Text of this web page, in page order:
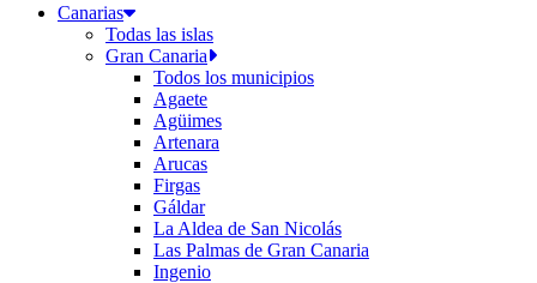
Canarias
Todas las islas
Gran Canaria
Todos los municipios
Agaete
Agüimes
Artenara
Arucas
Firgas
Gáldar
La Aldea de San Nicolás
Las Palmas de Gran Canaria
Ingenio